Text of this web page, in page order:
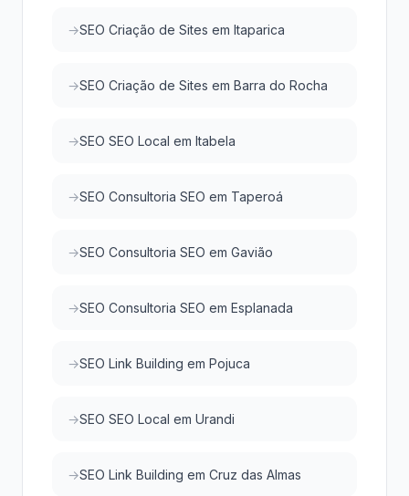
SEO Criação de Sites em Itaparica
SEO Criação de Sites em Barra do Rocha
SEO SEO Local em Itabela
SEO Consultoria SEO em Taperoá
SEO Consultoria SEO em Gavião
SEO Consultoria SEO em Esplanada
SEO Link Building em Pojuca
SEO SEO Local em Urandi
SEO Link Building em Cruz das Almas